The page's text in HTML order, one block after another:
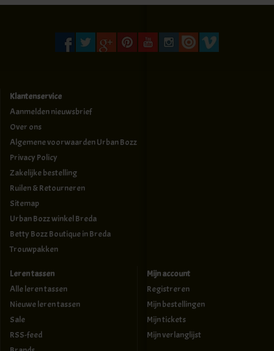
Klantenservice
Aanmelden nieuwsbrief
Over ons
Algemene voorwaarden Urban Bozz
Privacy Policy
Zakelijke bestelling
Ruilen & Retourneren
Sitemap
Urban Bozz winkel Breda
Betty Bozz Boutique in Breda
Trouwpakken
Leren tassen
Alle leren tassen
Nieuwe leren tassen
Sale
RSS-feed
Mijn account
Registreren
Mijn bestellingen
Mijn tickets
Mijn verlanglijst